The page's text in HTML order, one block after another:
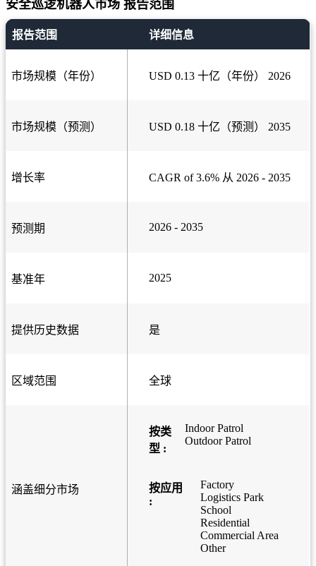
安全巡逻机器人市场 报告范围
报告范围 详细信息
市场规模（年份） USD 0.13 十亿（年份） 2026
市场规模（预测） USD 0.18 十亿（预测） 2035
增长率 CAGR of 3.6% 从 2026 - 2035
预测期 2026 - 2035
基准年 2025
提供历史数据 是
区域范围 全球
涵盖细分市场
按类
型 :
Indoor Patrol
Outdoor Patrol
按应用
:
Factory
Logistics Park
School
Residential
Commercial Area
Other